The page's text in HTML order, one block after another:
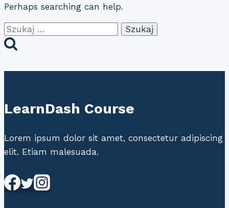
Perhaps searching can help.
Szukaj:
LearnDash Course
Lorem ipsum dolor sit amet, consectetur adipiscing
elit. Etiam malesuada.